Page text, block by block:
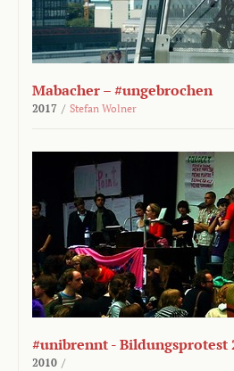
Mabacher – #ungebrochen
2017 / Stefan Wolner
#unibrennt - Bildungsprotest
2010 /